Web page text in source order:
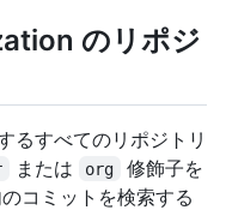
のリポジ
るすべてのリポジトリ
または org
修飾子を
コミットを検索する